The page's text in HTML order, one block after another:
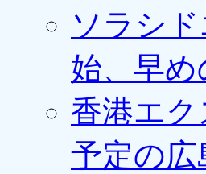
ソラシ
始、早
香港エ
予定の